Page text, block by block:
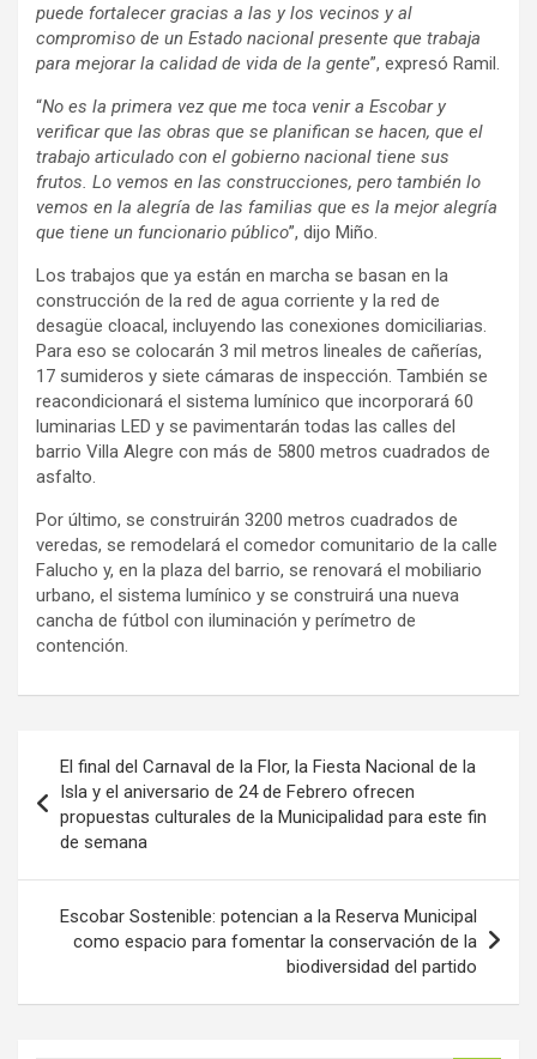
puede fortalecer gracias a las y los vecinos y al
compromiso de un Estado nacional presente que trabaja
para mejorar la calidad de vida de la gente”, expresó Ramil.
“No es la primera vez que me toca venir a Escobar y
verificar que las obras que se planifican se hacen, que el
trabajo articulado con el gobierno nacional tiene sus
frutos. Lo vemos en las construcciones, pero también lo
vemos en la alegría de las familias que es la mejor alegría
que tiene un funcionario público”, dijo Miño.
Los trabajos que ya están en marcha se basan en la
construcción de la red de agua corriente y la red de
desagüe cloacal, incluyendo las conexiones domiciliarias.
Para eso se colocarán 3 mil metros lineales de cañerías,
17 sumideros y siete cámaras de inspección. También se
reacondicionará el sistema lumínico que incorporará 60
luminarias LED y se pavimentarán todas las calles del
barrio Villa Alegre con más de 5800 metros cuadrados de
asfalto.
Por último, se construirán 3200 metros cuadrados de
veredas, se remodelará el comedor comunitario de la calle
Falucho y, en la plaza del barrio, se renovará el mobiliario
urbano, el sistema lumínico y se construirá una nueva
cancha de fútbol con iluminación y perímetro de
contención.
de
entradas
El final del Carnaval de la Flor, la Fiesta Nacional de la
Isla y el aniversario de 24 de Febrero ofrecen
propuestas culturales de la Municipalidad para este fin
de semana
Escobar Sostenible: potencian a la Reserva Municipal
como espacio para fomentar la conservación de la
biodiversidad del partido